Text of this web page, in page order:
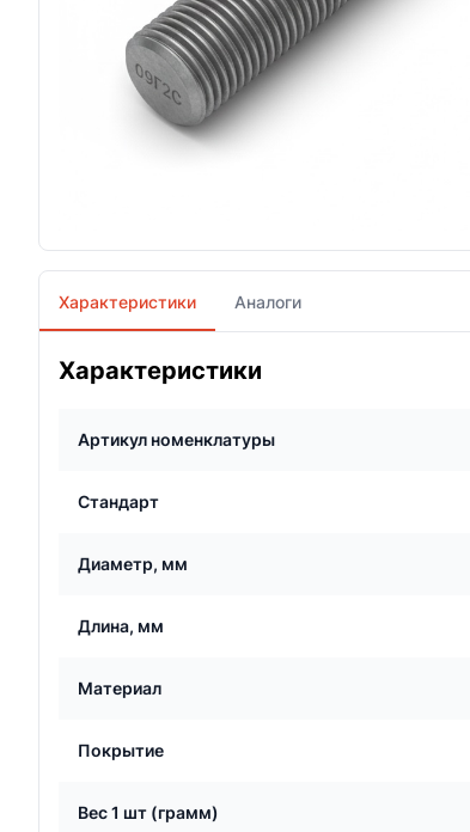
Характеристики Аналоги
Характеристики
Артикул номенклатуры
Стандарт
Диаметр, мм
Длина, мм
Материал
Покрытие
Вес 1 шт (грамм)